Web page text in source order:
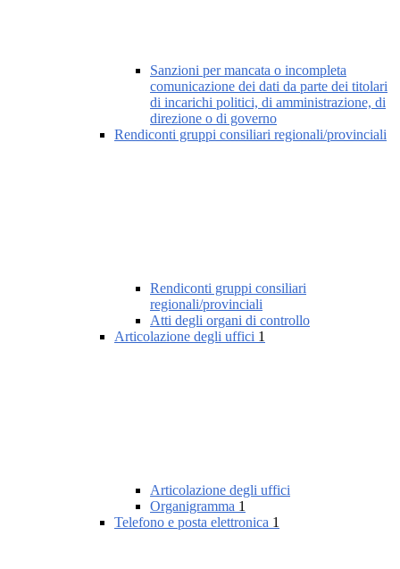
Sanzioni per mancata o incompleta
comunicazione dei dati da parte dei titolari
di incarichi politici, di amministrazione, di
direzione o di governo
Rendiconti gruppi consiliari regionali/provinciali
Rendiconti gruppi consiliari
regionali/provinciali
Atti degli organi di controllo
Articolazione degli uffici 1
Articolazione degli uffici
Organigramma 1
Telefono e posta elettronica 1